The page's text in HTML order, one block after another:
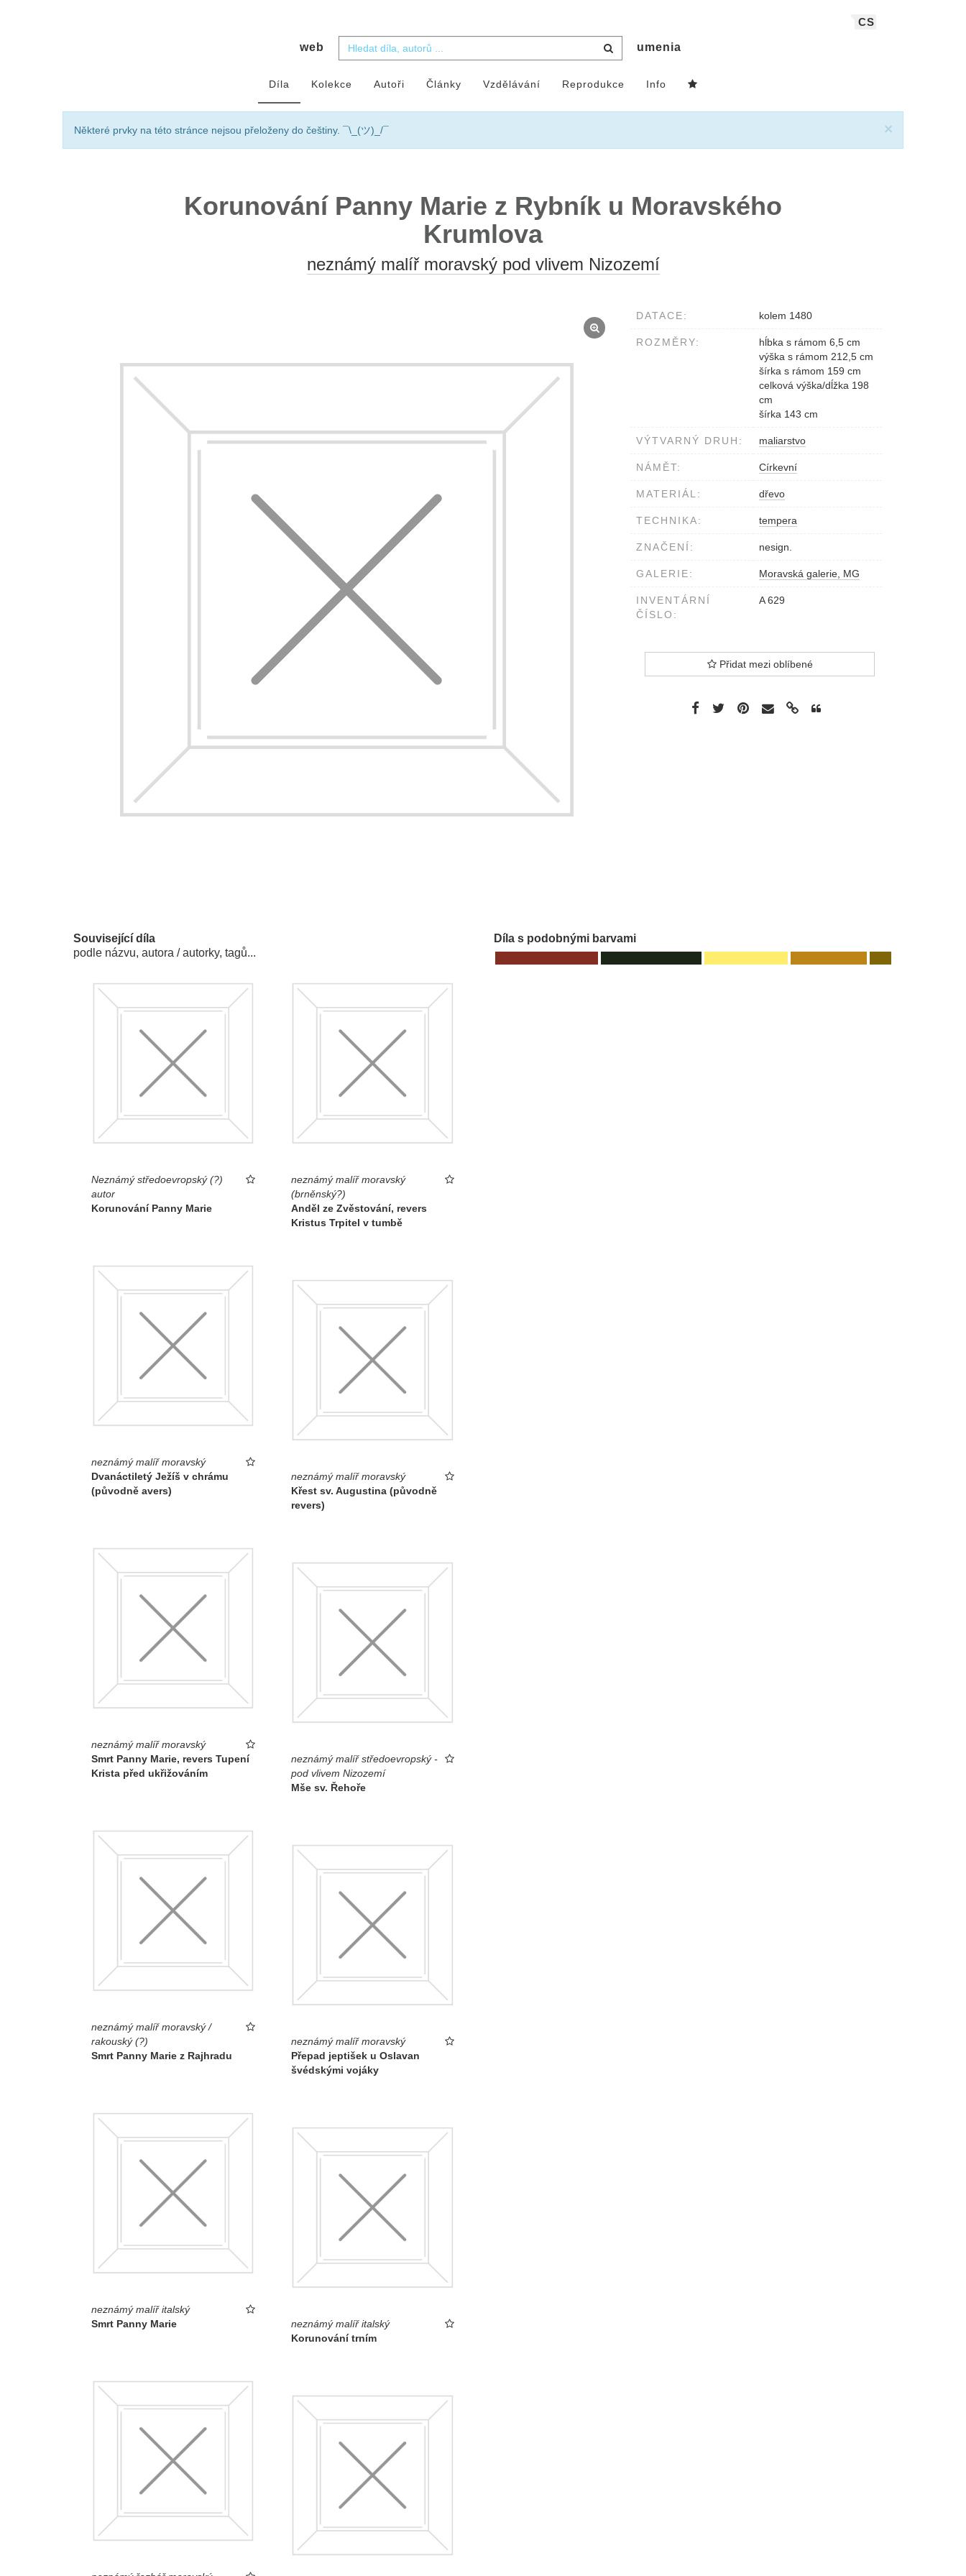
CS
web umenia
Díla Kolekce Autoři Články Vzdělávání Reprodukce Info
Některé prvky na této stránce nejsou přeloženy do češtiny. ¯\_(ツ)_/¯ ×
Korunování Panny Marie z Rybník u Moravského
Krumlova
neznámý malíř moravský pod vlivem Nizozemí
DATACE: kolem 1480
ROZMĚRY:
hĺbka s rámom 6,5 cm
výška s rámom 212,5 cm
šírka s rámom 159 cm
celková výška/dĺžka 198
cm
šírka 143 cm
VÝTVARNÝ DRUH: maliarstvo
NÁMĚT: Církevní
MATERIÁL: dřevo
TECHNIKA: tempera
ZNAČENÍ: nesign.
GALERIE: Moravská galerie, MG
INVENTÁRNÍ
ČÍSLO:
A 629
Přidat mezi oblíbené
Související díla
podle názvu, autora / autorky, tagů...
Neznámý středoevropský (?)
autor
Korunování Panny Marie
neznámý malíř moravský
(brněnský?)
Anděl ze Zvěstování, revers
Kristus Trpitel v tumbě
neznámý malíř moravský
Dvanáctiletý Ježíš v chrámu
(původně avers)
neznámý malíř moravský
Křest sv. Augustina (původně
revers)
neznámý malíř moravský
Smrt Panny Marie, revers Tupení
Krista před ukřižováním
neznámý malíř středoevropský -
pod vlivem Nizozemí
Mše sv. Řehoře
neznámý malíř moravský /
rakouský (?)
Smrt Panny Marie z Rajhradu
neznámý malíř moravský
Přepad jeptišek u Oslavan
švédskými vojáky
neznámý malíř italský
Smrt Panny Marie
neznámý malíř italský
Korunování trním
Díla s podobnými barvami